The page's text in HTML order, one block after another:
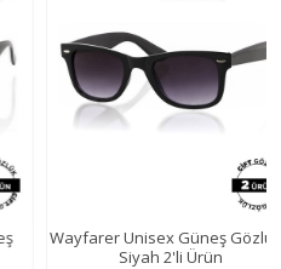
Wayfarer Unisex Güneş Gözlüğü
Siyah 2'li Ürün